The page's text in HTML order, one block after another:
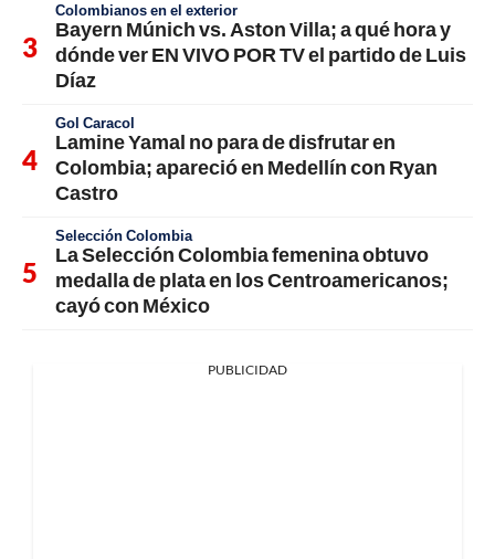
Colombianos en el exterior
Bayern Múnich vs. Aston Villa; a qué hora y
dónde ver EN VIVO POR TV el partido de Luis
Díaz
Gol Caracol
Lamine Yamal no para de disfrutar en
Colombia; apareció en Medellín con Ryan
Castro
Selección Colombia
La Selección Colombia femenina obtuvo
medalla de plata en los Centroamericanos;
cayó con México
PUBLICIDAD